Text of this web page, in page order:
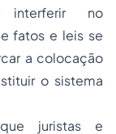
interferir no
fatos e leis se
a colocação
o sistema
juristas e